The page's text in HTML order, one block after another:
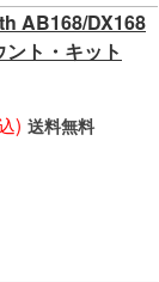
AB168/DX168
ト・キット
) 送料無料